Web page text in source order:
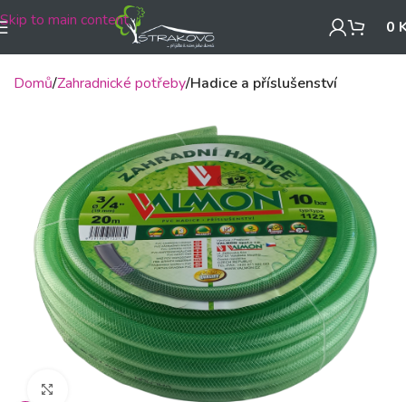
Skip to main content 0
Domů Zahradnické potřeby Hadice a příslušenství
Klikněte pro zvětšení